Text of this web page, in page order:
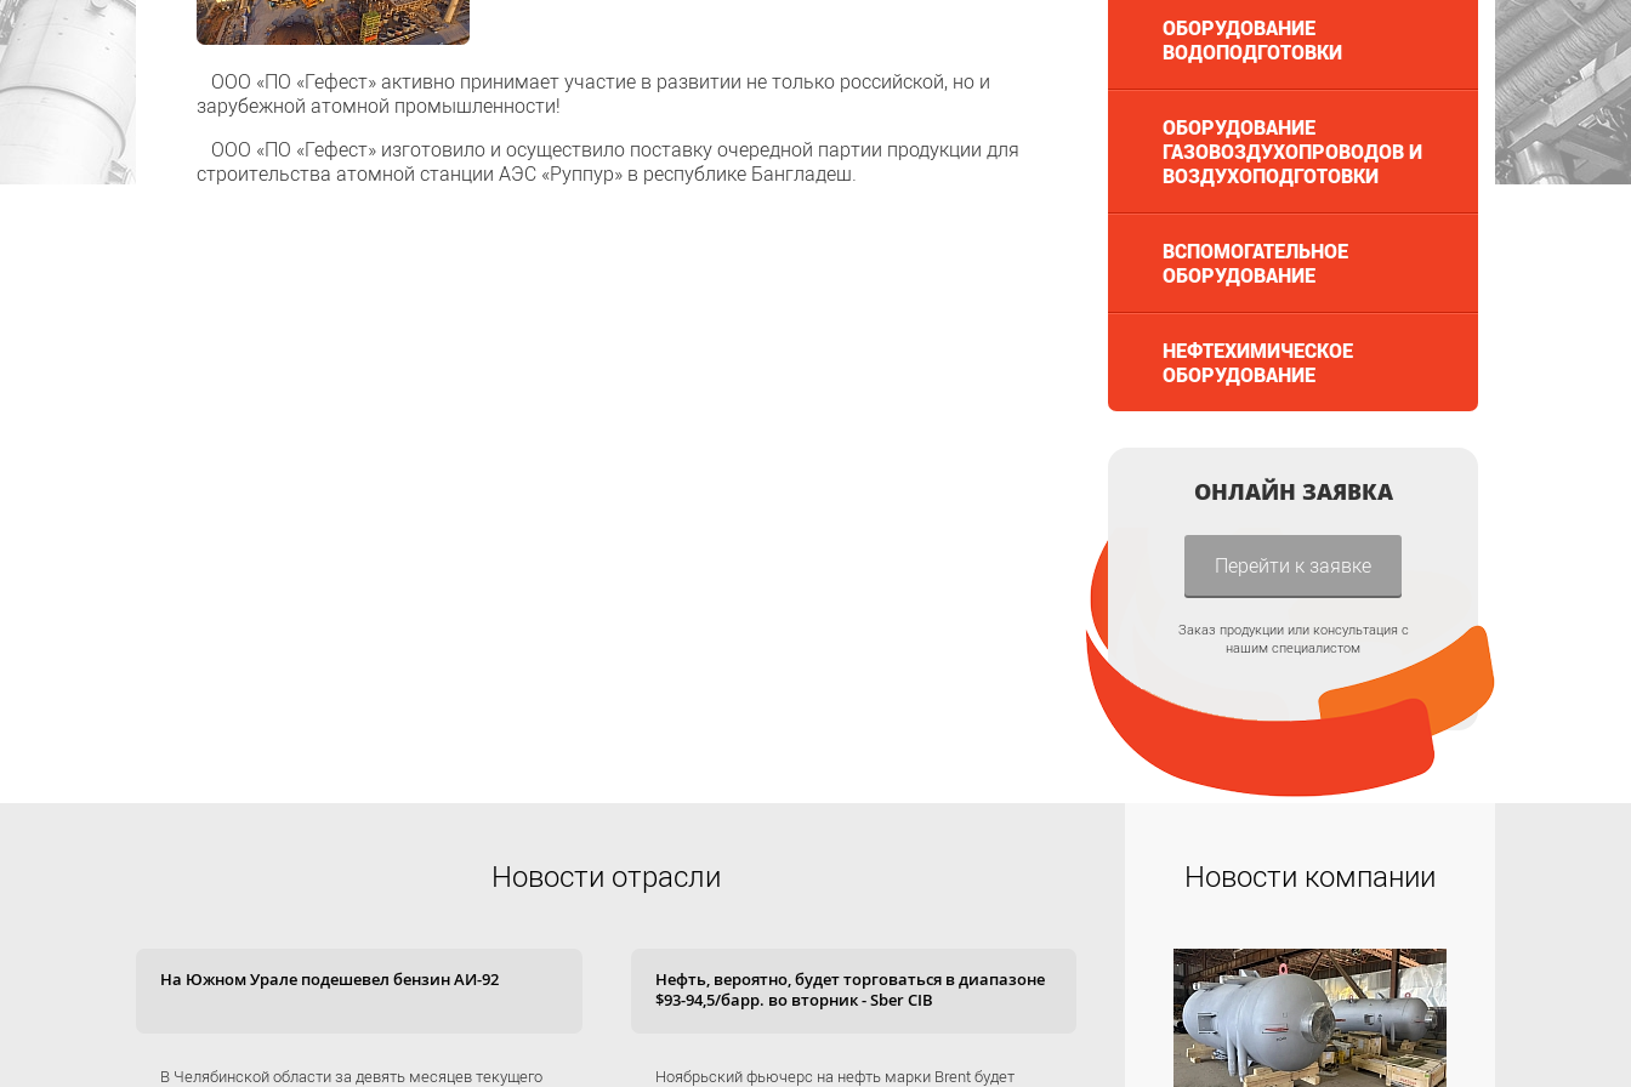
ООО «ПО «Гефест» активно принимает участие в развитии не только российской, но и
зарубежной атомной промышленности!
ООО «ПО «Гефест» изготовило и осуществило поставку очередной партии продукции для
строительства атомной станции АЭС «Руппур» в республике Бангладеш.
ОБОРУДОВАНИЕ
ВОДОПОДГОТОВКИ
ОБОРУДОВАНИЕ
ГАЗОВОЗДУХОПРОВОДОВ И
ВОЗДУХОПОДГОТОВКИ
ВСПОМОГАТЕЛЬНОЕ
ОБОРУДОВАНИЕ
НЕФТЕХИМИЧЕСКОЕ
ОБОРУДОВАНИЕ
ОНЛАЙН ЗАЯВКА
Перейти к заявке
Заказ продукции или консультация с
нашим специалистом
Новости отрасли
На Южном Урале подешевел бензин АИ-92
В Челябинской области за девять месяцев текущего
Нефть, вероятно, будет торговаться в диапазоне
$93-94,5/барр. во вторник - Sber CIB
Ноябрьский фьючерс на нефть марки Brent будет
Новости компании